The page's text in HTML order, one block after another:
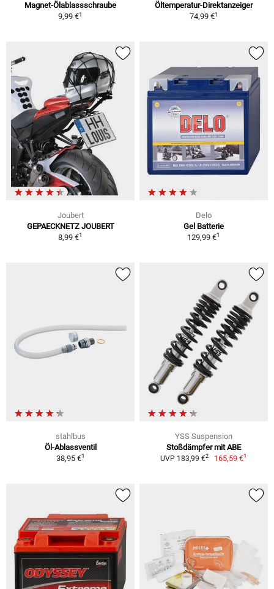
Magnet-Ölablassschraube
9,99 €1
Öltemperatur-Direktanzeiger
74,99 €1
Joubert
GEPAECKNETZ JOUBERT
8,99 €1
Delo
Gel Batterie
129,99 €1
stahlbus
Öl-Ablassventil
38,95 €1
YSS Suspension
Stoßdämpfer mit ABE
UVP 183,99 €2 165,59 €1